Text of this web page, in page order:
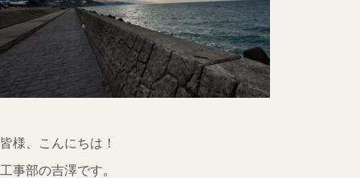
施工事例
MABAYUI
CONTACT
インフォメーション
皆様、こんにちは！
工事部の吉澤です。